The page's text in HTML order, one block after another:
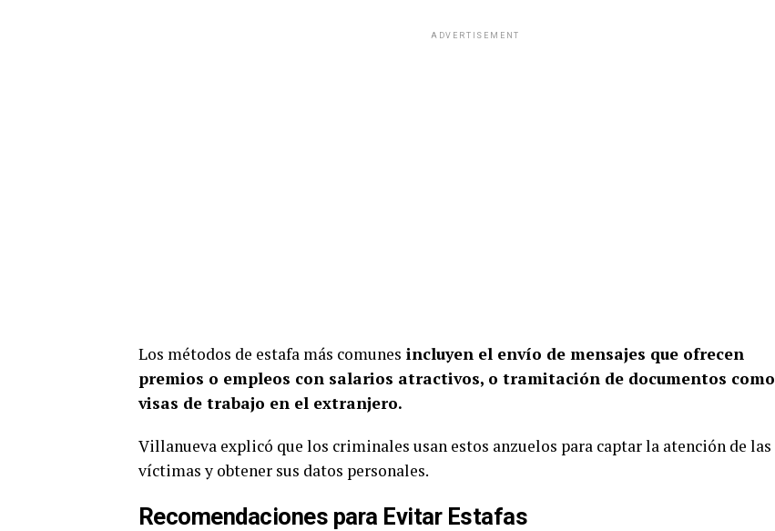
ADVERTISEMENT
Los métodos de estafa más comunes incluyen el envío de mensajes que ofrecen
premios o empleos con salarios atractivos, o tramitación de documentos como
visas de trabajo en el extranjero.
Villanueva explicó que los criminales usan estos anzuelos para captar la atención de las
víctimas y obtener sus datos personales.
Recomendaciones para Evitar Estafas